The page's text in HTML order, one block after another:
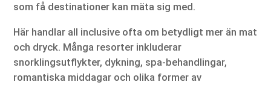
som få destinationer kan mäta sig med.
Här handlar all inclusive ofta om betydligt mer än mat
och dryck. Många resorter inkluderar
snorklingsutflykter, dykning, spa-behandlingar,
romantiska middagar och olika former av